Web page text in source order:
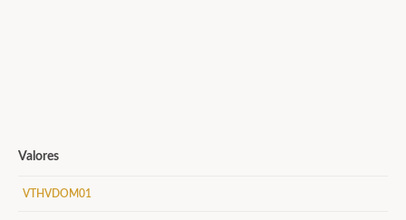
Valores
VTHVDOM01